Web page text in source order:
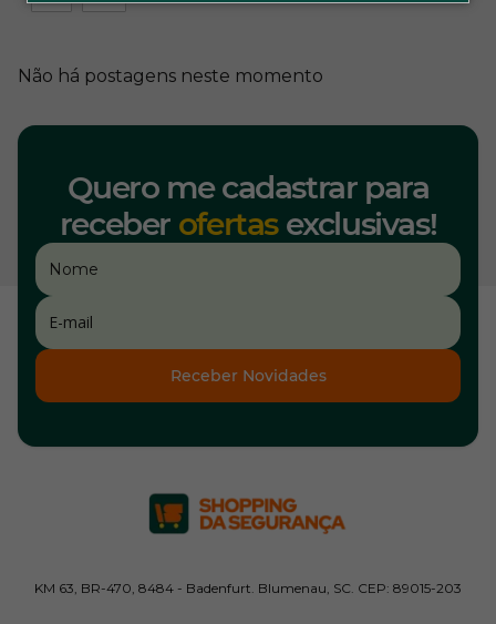
Não há postagens neste momento
Quero me cadastrar para
receber ofertasexclusivas!
Receber Novidades
KM 63, BR-470, 8484 - Badenfurt. Blumenau, SC. CEP: 89015-203